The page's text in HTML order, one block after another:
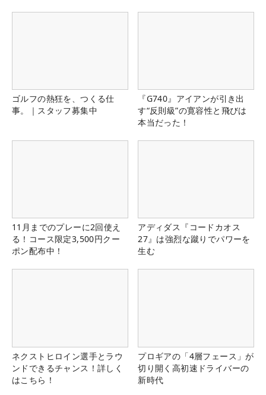
ゴルフの熱狂を、つくる仕
事。｜スタッフ募集中
『G740』アイアンが引き出
す“反則級”の寛容性と飛びは
本当だった！
11月までのプレーに2回使え
る！コース限定3,500円クー
ポン配布中！
アディダス『コードカオス
27』は強烈な蹴りでパワーを
生む
ネクストヒロイン選手とラウ
ンドできるチャンス！詳しく
はこちら！
プロギアの「4層フェース」が
切り開く高初速ドライバーの
新時代